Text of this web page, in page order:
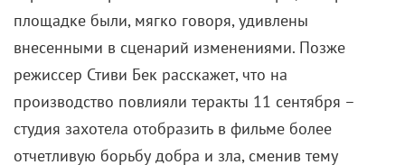
производство повлияли теракты 11 сентября –
студия захотела отобразить в фильме более
отчетливую борьбу добра и зла, сменив тему
развращенности человека.
«День выборов» (2007)